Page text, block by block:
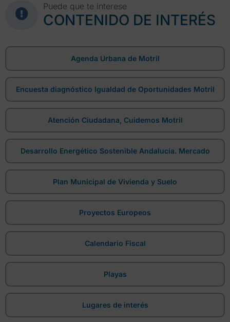
Puede que te interese
CONTENIDO DE INTERÉS
Agenda Urbana de Motril
Encuesta diagnóstico Igualdad de Oportunidades Motril
Atención Ciudadana, Cuidemos Motril
Desarrollo Energético Sostenible Andalucía. Mercado
Plan Municipal de Vivienda y Suelo
Proyectos Europeos
Calendario Fiscal
Playas
Lugares de interés